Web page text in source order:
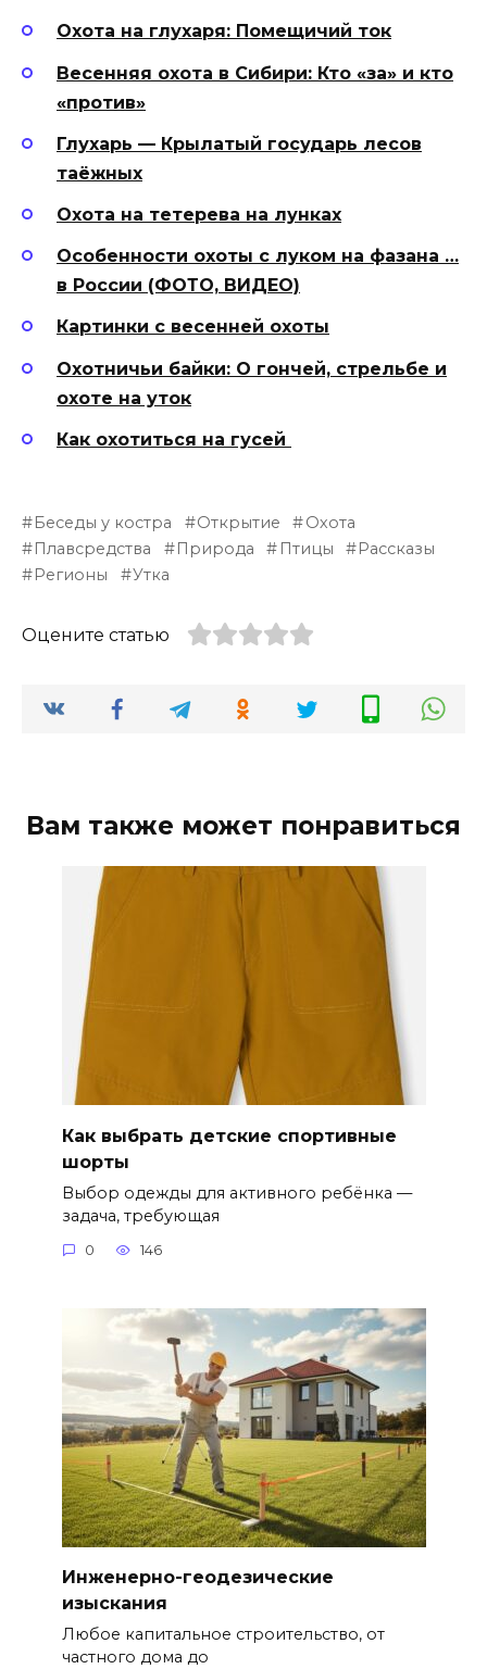
Охота на глухаря: Помещичий ток
Весенняя охота в Сибири: Кто «за» и кто
«против»
Глухарь — Крылатый государь лесов
таёжных
Охота на тетерева на лунках
Особенности охоты с луком на фазана …
в России (ФОТО, ВИДЕО)
Картинки с весенней охоты
Охотничьи байки: О гончей, стрельбе и
охоте на уток
Как охотиться на гусей
Беседы у костра Открытие
Охота
Плавсредства
Природа Птицы
Рассказы
Регионы
Утка
Оцените статью
Вам также может понравиться
Как выбрать детские спортивные
шорты
Выбор одежды для активного ребёнка —
задача, требующая
0 146
Инженерно-геодезические
изыскания
Любое капитальное строительство, от
частного дома до